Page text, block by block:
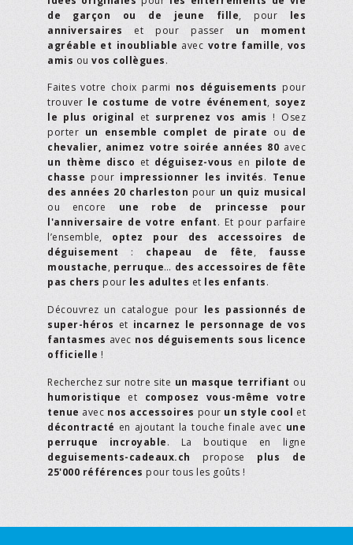
de garçon ou de jeune fille, pour les
anniversaires et pour passer un moment
agréable et inoubliable avec votre famille, vos
amis ou vos collègues.
Faites votre choix parmi nos déguisements pour
trouver le costume de votre événement, soyez
le plus original et surprenez vos amis ! Osez
porter un ensemble complet de pirate ou de
chevalier, animez votre soirée années 80 avec
un thème disco et déguisez-vous en pilote de
chasse pour impressionner les invités. Tenue
des années 20 charleston pour un quiz musical
ou encore une robe de princesse pour
l'anniversaire de votre enfant. Et pour parfaire
l’ensemble, optez pour des accessoires de
déguisement : chapeau de fête, fausse
moustache, perruque… des accessoires de fête
pas chers pour les adultes et les enfants.
Découvrez un catalogue pour les passionnés de
super-héros et incarnez le personnage de vos
fantasmes avec nos déguisements sous licence
officielle !
Recherchez sur notre site un masque terrifiant ou
humoristique et composez vous-même votre
tenue avec nos accessoires pour un style cool et
décontracté en ajoutant la touche finale avec une
perruque incroyable. La boutique en ligne
deguisements-cadeaux.ch propose plus de
25'000 références pour tous les goûts !